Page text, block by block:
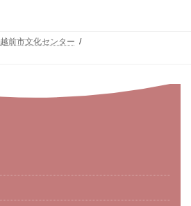
越前市文化センター